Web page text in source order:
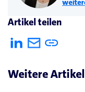
Artikel teilen
Weitere Artikel